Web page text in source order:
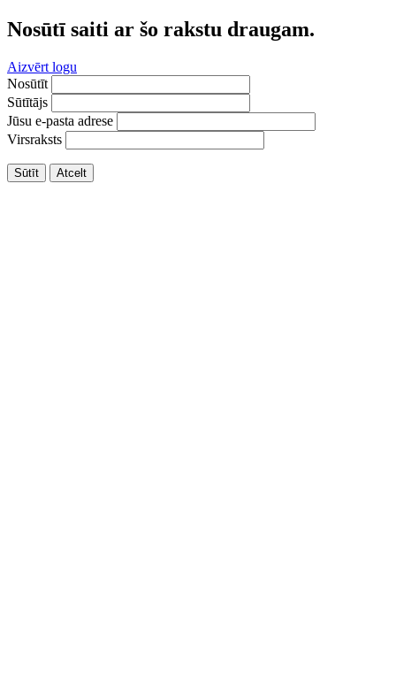
Nosūtī saiti ar šo rakstu draugam.
Aizvērt logu
Nosūtīt
Sūtītājs
Jūsu e-pasta adrese
Virsraksts
Sūtīt Atcelt